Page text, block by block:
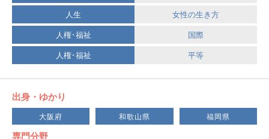
人生
女性の生き方
人権･福祉
国際
人権･福祉
平等
出身・ゆかり
大阪府 和歌山県 福岡県
専門分野